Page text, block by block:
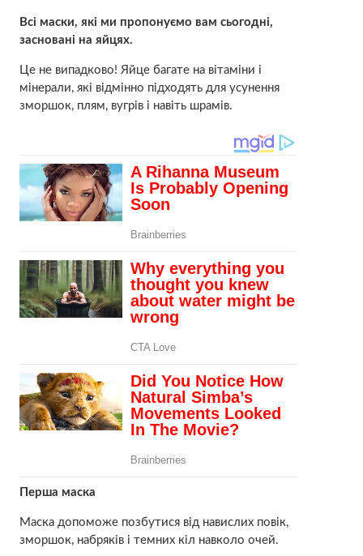
Всі маски, які ми пропонуємо вам сьогодні,
засновані на яйцях.
Це не випадково! Яйце багате на вітаміни і
мінерали, які відмінно підходять для усунення
зморшок, плям, вугрів і навіть шрaмів.
Перша маска
Маска допоможе позбутися від навислих повік,
зморшок, набряків і темних кіл навколо очей.